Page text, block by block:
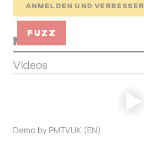
ANMELDEN UND
FUZZ
Media
Videos
Demo by PMTVUK (EN)